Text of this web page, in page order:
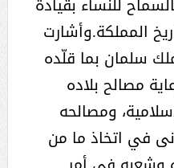
المملكة.وأشارت
سلمان بما قلّده
مصالح بلاده
ومصالحه
في اتخاذ ما من